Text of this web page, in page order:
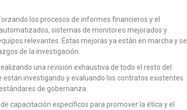
los procesos de informes financieros y el
sistemas de monitoreo mejorados y
relevantes. Estas mejoras ya están en marcha y se
de la investigación.
una revisión exhaustiva de todo el resto del
investigando y evaluando los contratos existentes
de gobernanza.
capacitación específicos para promover la ética y el